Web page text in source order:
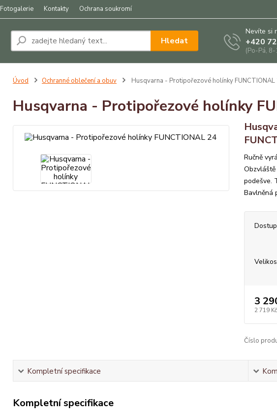
Fotogalerie Kontakty Ochrana soukromí
Hledat
Nevíte si
+420
(Po-Pá,
Úvod Ochranné oblečení a obuv Husqvarna - Protipořezové holínky FUNCTIONAL
Husqvarna - Protipořezové holínky
Ručně
podešve.
Bavlněná
3
2 719 Kč
Číslo
Kompletní specifikace
Kompletní specifikace